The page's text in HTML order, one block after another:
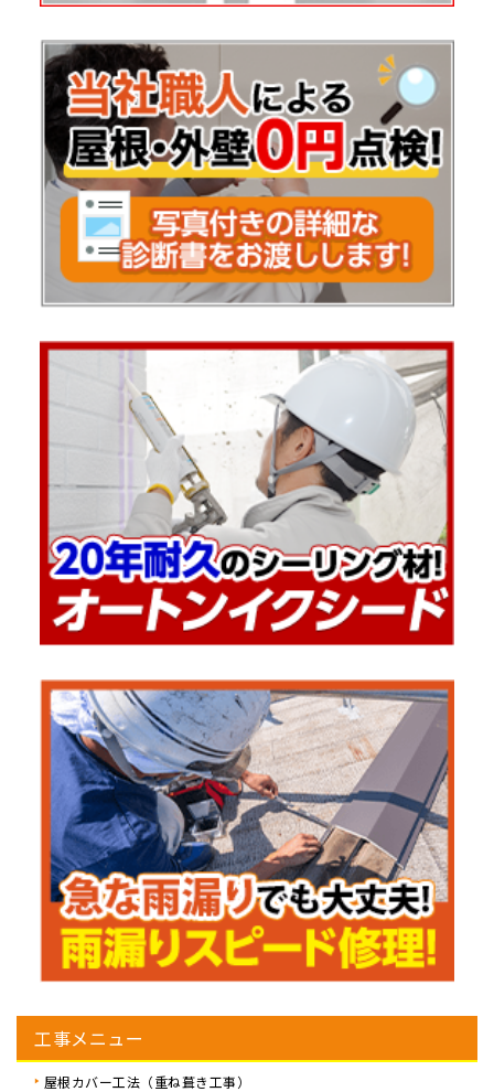
工事メニュー
屋根カバー工法（重ね葺き工事）